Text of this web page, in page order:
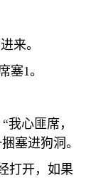
来。
塞1。
我心匪席，
塞进狗洞。
打开，如果